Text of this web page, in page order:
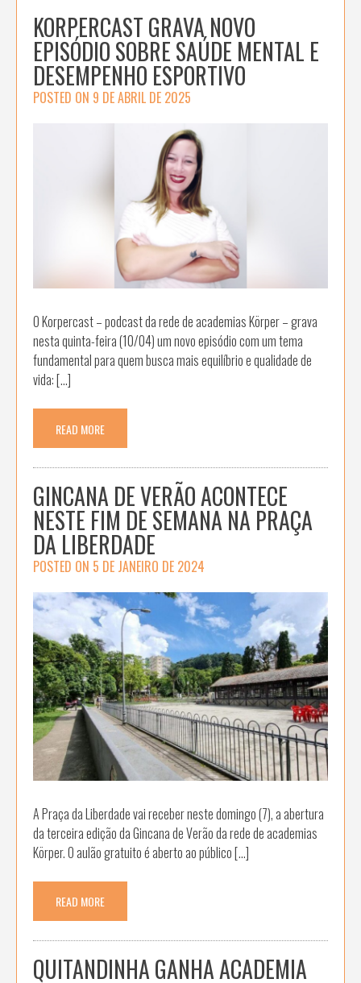
KORPERCAST GRAVA NOVO
EPISÓDIO SOBRE SAÚDE MENTAL E
DESEMPENHO ESPORTIVO
POSTED ON 9 DE ABRIL DE 2025
O Korpercast – podcast da rede de academias Körper – grava
nesta quinta-feira (10/04) um novo episódio com um tema
fundamental para quem busca mais equilíbrio e qualidade de
vida: […]
READ MORE
GINCANA DE VERÃO ACONTECE
NESTE FIM DE SEMANA NA PRAÇA
DA LIBERDADE
POSTED ON 5 DE JANEIRO DE 2024
A Praça da Liberdade vai receber neste domingo (7), a abertura
da terceira edição da Gincana de Verão da rede de academias
Körper. O aulão gratuito é aberto ao público […]
READ MORE
QUITANDINHA GANHA ACADEMIA